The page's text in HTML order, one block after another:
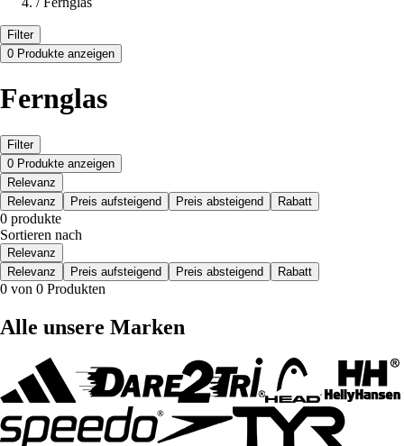
Filter
0 Produkte anzeigen
Fernglas
Filter
0 Produkte anzeigen
Relevanz
Relevanz
Preis aufsteigend Preis absteigend Rabatt
0 produkte
Sortieren nach
Relevanz
Relevanz
Preis aufsteigend Preis absteigend Rabatt
0 von 0 Produkten
Alle unsere Marken